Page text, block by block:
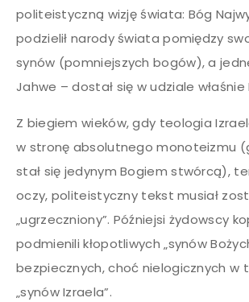
politeistyczną wizję świata: Bóg
podzielił narody świata pomiędzy
synów (pomniejszych bogów), a
Jahwe – dostał się w udziale właśnie
Z biegiem wieków, gdy teologia
w stronę absolutnego monoteizmu
stał się jedynym Bogiem stwórcą),
oczy, politeistyczny tekst musiał
„ugrzeczniony”. Późniejsi żydowscy
podmienili kłopotliwych „synów
bezpiecznych, choć nielogicznych w
„synów Izraela”.